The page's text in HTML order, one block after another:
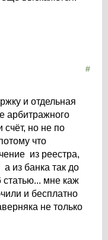
#
и отдельная
арбитражного
счёт, но не по
что
из реестра,
из банка так до
статью... мне каж
и бесплатно
не только